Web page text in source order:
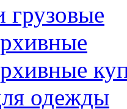
грузовые
одежды